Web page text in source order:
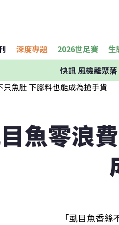
深度專題 2026世足賽 生
快訊風機離聚
魚零浪
「虱目魚香